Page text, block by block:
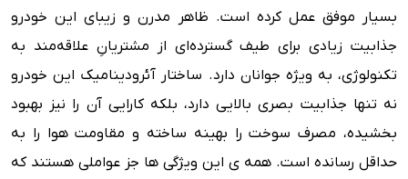
بسیار موفق عمل کرده است. ظاهر مدرن و زیبای این خودرو
جذابیت زیادی برای طیف گسترده‌ای از مشتریانِ علاقه‌مند به
تکنولوژی، به ویژه جوانان دارد. ساختار آئرودینامیک این خودرو
نه تنها جذابیت بصری بالایی دارد، بلکه کارایی آن را نیز بهبود
بخشیده، مصرف سوخت را بهینه ساخته و مقاومت هوا را به
حداقل رسانده است. همه ی این ویژگی ها جز عواملی هستند که